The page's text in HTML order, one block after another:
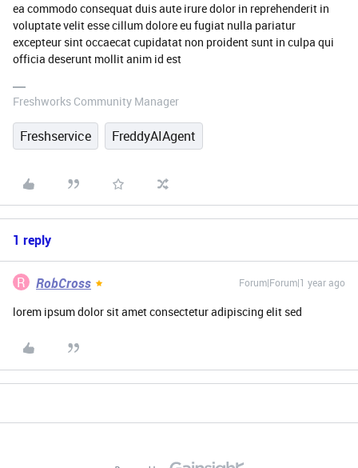
ea commodo consequat duis aute irure dolor in reprehenderit in
voluptate velit esse cillum dolore eu fugiat nulla pariatur
excepteur sint occaecat cupidatat non proident sunt in culpa qui
officia deserunt mollit anim id est
Freshworks Community Manager
Freshservice FreddyAIAgent
1 reply
R RobCross Forum|Forum|1 year ago
lorem ipsum dolor sit amet consectetur adipiscing elit sed